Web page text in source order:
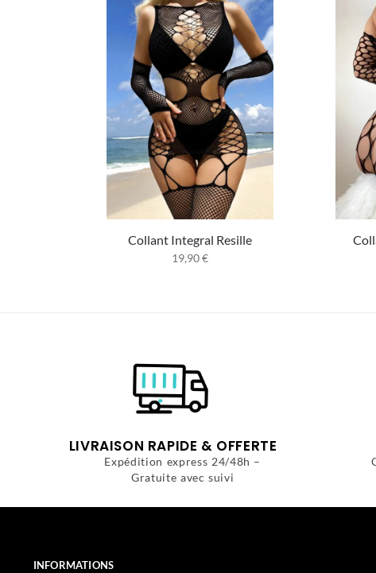
Collant Integral Resille
19,90€
LIVRAISON RAPIDE & OFFERTE
Expédition express 24/48h –
Gratuite avec suivi
INFORMATIONS